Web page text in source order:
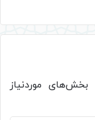
بخش‌های موردنیاز